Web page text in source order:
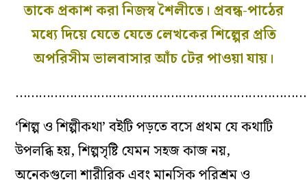
তাকে প্রকাশ করা নিজস্ব শৈলীতে। প্রবন্ধ-পাঠের
মধ‌্যে দিয়ে যেতে যেতে লেখকের শিল্পের প্রতি
অপরিসীম ভালবাসার আঁচ টের পাওয়া যায়।
‘শিল্প ও শিল্পীকথা’ বইটি পড়তে বসে প্রথম যে কথাটি
উপলব্ধি হয়, শিল্পসৃষ্টি যেমন সহজ কাজ নয়,
অনেকগুলো শারীরিক এবং মানসিক পরিশ্রম ও